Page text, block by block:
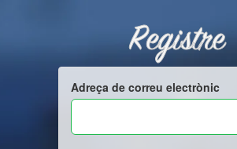
Registre
Adreça de correu electrònic